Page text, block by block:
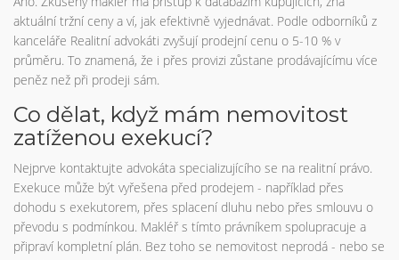
aktuální tržní ceny a ví, jak efektivně vyjednávat. Podle odborníků z
kanceláře Realitní advokáti zvyšují prodejní cenu o 5-10 % v
průměru. To znamená, že i přes provizi zůstane prodávajícímu více
peněz než při prodeji sám.
Co dělat, když mám nemovitost
zatíženou exekucí?
Nejprve kontaktujte advokáta specializujícího se na realitní právo.
Exekuce může být vyřešena před prodejem - například přes
dohodu s exekutorem, přes splacení dluhu nebo přes smlouvu o
převodu s podmínkou. Makléř s tímto právníkem spolupracuje a
připraví kompletní plán. Bez toho se nemovitost neprodá - nebo se